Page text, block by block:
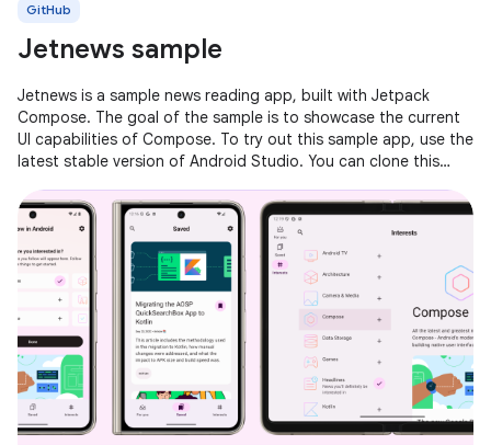
GitHub
Jetnews sample
Jetnews is a sample news reading app, built with Jetpack
Compose. The goal of the sample is to showcase the current
UI capabilities of Compose. To try out this sample app, use the
latest stable version of Android Studio. You can clone this